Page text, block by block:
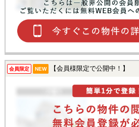
会員限定 NEW 【会員様限定で公開中！】